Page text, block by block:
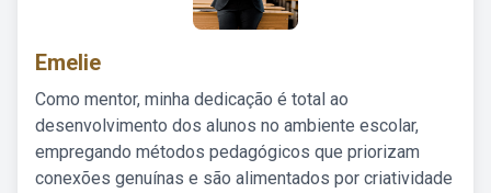
Emelie
Como mentor, minha dedicação é total ao
desenvolvimento dos alunos no ambiente escolar,
empregando métodos pedagógicos que priorizam
conexões genuínas e são alimentados por criatividade